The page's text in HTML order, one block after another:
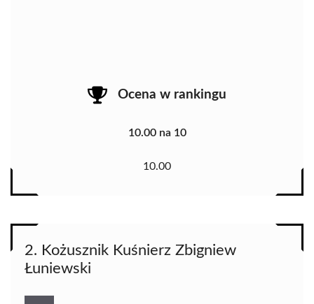
Ocena w rankingu
10.00 na 10
10.00
2. Kożusznik Kuśnierz Zbigniew
Łuniewski